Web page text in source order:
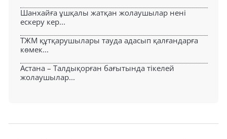
Шанхайға ұшқалы жатқан жолаушылар нені
ескеру кер...
ТЖМ құтқарушылары тауда адасып қалғандарға
көмек...
Астана – Талдықорған бағытында тікелей
жолаушылар...